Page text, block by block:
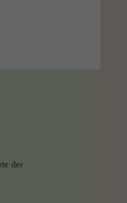
der